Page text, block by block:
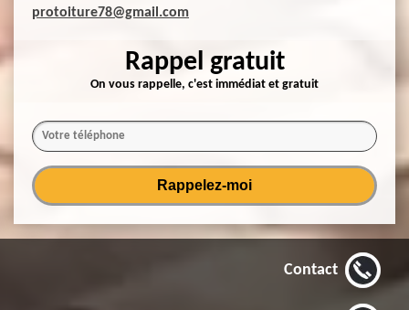
protoiture78@gmail.com
Rappel gratuit
On vous rappelle, c'est immédiat et gratuit
Contact